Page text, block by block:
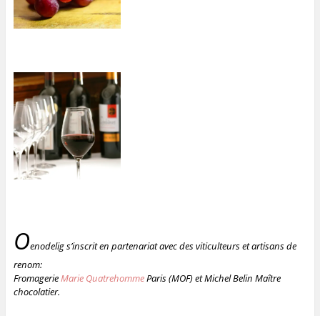
Oenodelig s’inscrit en partenariat avec des viticulteurs et artisans de
renom:
FromagerieMarie QuatrehommeParis (MOF) et Michel Belin Maître
chocolatier.